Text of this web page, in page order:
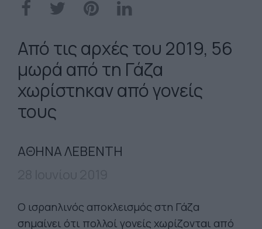
Από τις αρχές του 2019, 56
μωρά από τη Γάζα
χωρίστηκαν από γονείς
τους
ΑΘΗΝΑ ΛΕΒΕΝΤΗ
Ο ισραηλινός αποκλεισμός στη Γάζα
σημαίνει ότι πολλοί γονείς χωρίζονται από